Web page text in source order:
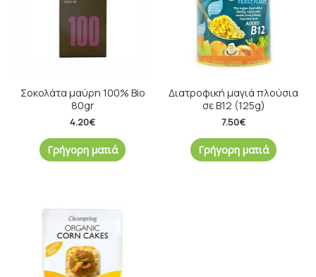
Σοκολάτα μαύρη 100% Bio
80gr
4.20€
Γρήγορη ματιά
Διατροφική μαγιά πλούσια
σε Β12 (125g)
7.50€
Γρήγορη ματιά